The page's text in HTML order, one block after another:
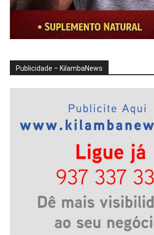
Publicidade – KilambaNews